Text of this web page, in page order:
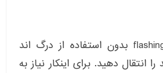
یعنی flashing بدون استفاده از درگ اند
انتقال دهید. برای اینکار نیاز به